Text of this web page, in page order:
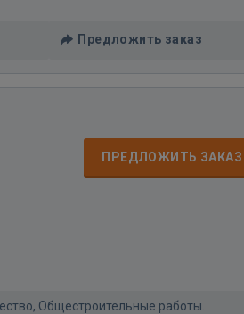
Предложить заказ
ПРЕДЛОЖИТЬ ЗАКАЗ
Общестроительные работы.